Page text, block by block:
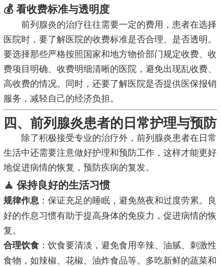
💰 看收费标准与透明度
前列腺炎的治疗往往需要一定的费用，患者在选择
医院时，要了解医院的收费标准是否合理、是否透明。
要选择那些严格按照国家和地方物价部门规定收费、收
费项目明确、收费明细清晰的医院，避免出现乱收费、
高收费的情况。同时，还要了解医院是否提供医保报销
服务，减轻自己的经济负担。
四、前列腺炎患者的日常护理与预防
除了积极接受专业的治疗外，前列腺炎患者在日常
生活中还需要注意做好护理和预防工作，这样才能更好
地促进病情的恢复，预防疾病的复发。
🧘 保持良好的生活习惯
规律作息 ：保证充足的睡眠，避免熬夜和过度劳累。良
好的作息习惯有助于提高身体的免疫力，促进病情的恢
复。
合理饮食 ：饮食要清淡，避免食用辛辣、油腻、刺激性
食物，如辣椒、花椒、油炸食品等。多吃新鲜的蔬菜和